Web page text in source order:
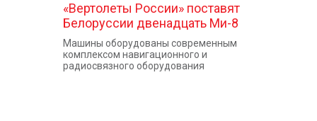
«Вертолеты России» поставят
Белоруссии двенадцать Ми-8
Машины оборудованы современным
комплексом навигационного и
радиосвязного оборудования